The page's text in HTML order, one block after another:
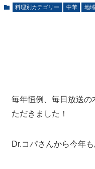
料理別カテゴリー 中華 地
毎年恒例、毎日放送の
ただきました！
Dr.コパさんから今年